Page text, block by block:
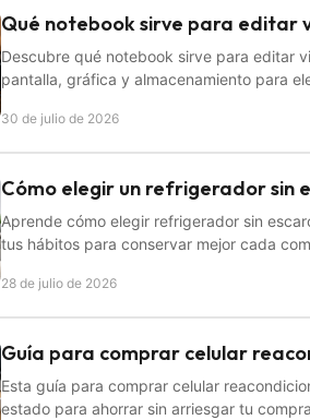
Qué notebook sirve para editar
Descubre qué notebook sirve para editar
pantalla, gráfica y almacenamiento para
30 de julio de 2026
Cómo elegir un refrigerador sin
Aprende cómo elegir refrigerador sin
tus hábitos para conservar mejor cada
28 de julio de 2026
Guía para comprar celular
Esta guía para comprar celular
estado para ahorrar sin arriesgar tu